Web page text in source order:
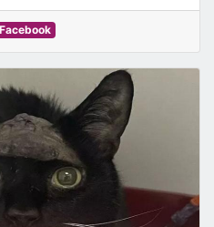
Facebook